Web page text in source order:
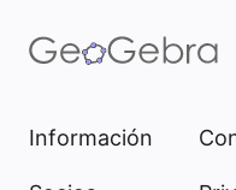
Información